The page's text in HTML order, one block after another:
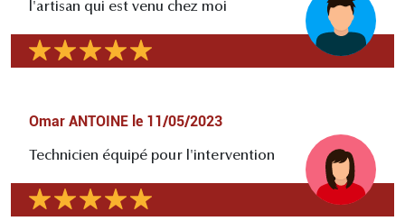
l'artisan qui est venu chez moi
Omar ANTOINE le 11/05/2023
Technicien équipé pour l'intervention